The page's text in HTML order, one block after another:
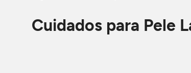
Cuidados para Pele